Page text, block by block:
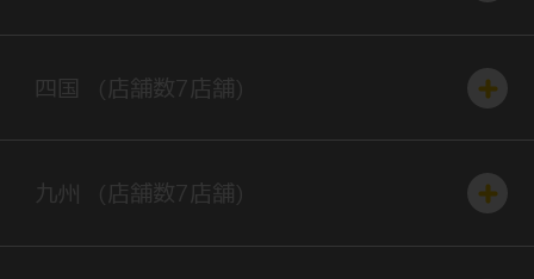
四国 (店舗数7店舗)
九州 (店舗数7店舗)